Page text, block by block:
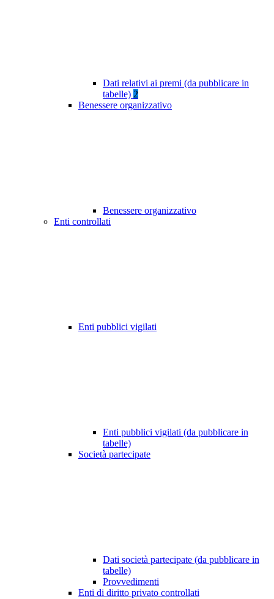
Dati relativi ai premi (da pubblicare in
tabelle) 2
Benessere organizzativo
Benessere organizzativo
Enti controllati
Enti pubblici vigilati
Enti pubblici vigilati (da pubblicare in
tabelle)
Società partecipate
Dati società partecipate (da pubblicare in
tabelle)
Provvedimenti
Enti di diritto privato controllati